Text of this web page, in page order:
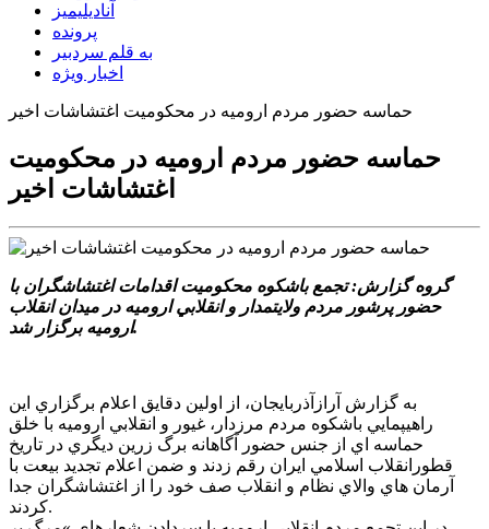
آنادیلیمیز
پرونده
به قلم سردبیر
اخبار ویژه
حماسه حضور مردم اروميه در محکوميت اغتشاشات اخير
حماسه حضور مردم اروميه در محکوميت
اغتشاشات اخير
گروه گزارش: تجمع باشکوه محکوميت اقدامات اغتشاشگران با
حضور پرشور مردم ولايتمدار و انقلابي اروميه در ميدان انقلاب
اروميه برگزار شد.
به گزارش آرازآذربايجان، از اولين دقايق اعلام برگزاري اين
راهيپمايي باشکوه مردم مرزدار، غيور و انقلابي اروميه با خلق
حماسه اي از جنس حضور آگاهانه برگ زرين ديگري در تاريخ
قطورانقلاب اسلامي ايران رقم زدند و ضمن اعلام تجديد بيعت با
آرمان هاي والاي نظام و انقلاب صف خود را از اغتشاشگران جدا
کردند.